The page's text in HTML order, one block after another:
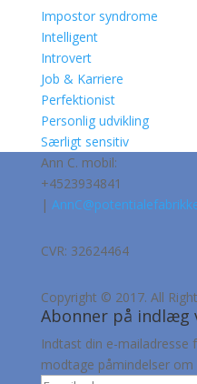
Impostor syndrome
Intelligent
Introvert
Job & Karriere
Perfektionist
Personlig udvikling
Særligt sensitiv
Ann C. mobil:
+4523934841
|
CVR: 32624464
Copyright © 2017. All
Abonner på indlæg
Indtast din e-
modtage påmindelser